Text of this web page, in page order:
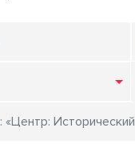
Бизнес-